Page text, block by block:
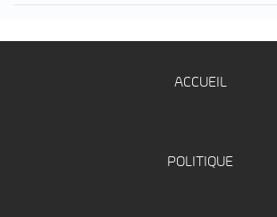
ACCUEIL
POLITIQUE